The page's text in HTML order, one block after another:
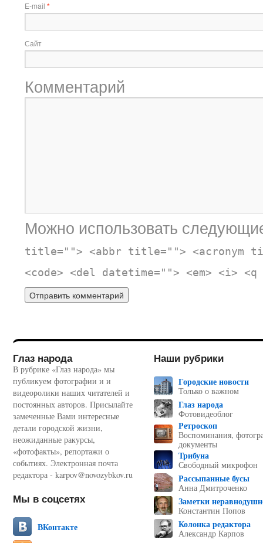
E-mail *
Сайт
Комментарий
Можно использовать
title=""> <abbr title=""> <acronym
<code> <del datetime=""> <em> <i>
Глаз народа
В рубрике «Глаз народа» мы
публикуем фотографии и и
видеоролики наших читателей и
постоянных авторов. Присылайте
замеченные Вами интересные
детали городской жизни,
неожиданные ракурсы,
«фотофакты», репортажи о
событиях. Электронная почта
редактора - karpov@novozybkov.ru
Мы в соцсетях
ВКонтакте
Наши рубрики
Городские новости
Только о важном
Глаз народа
Фотовидеоблог
Ретроскоп
Воспоминания,
документы
Трибуна
Свободный микрофон
Рассыпанные бусы
Анна Дмитроченко
Заметки
Константин Попов
Колонка редактора
Александр Карпов